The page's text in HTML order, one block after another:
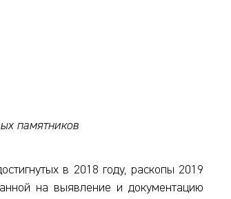
памятников
в 2018 году, раскопы 2019
на выявление и документацию